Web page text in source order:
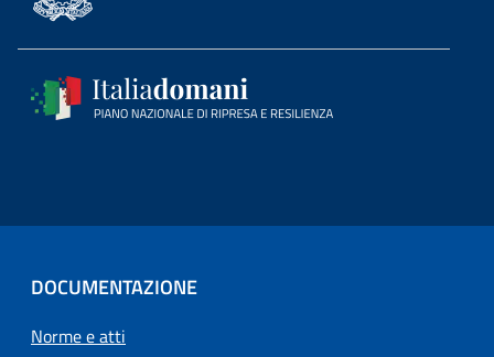
DOCUMENTAZIONE
Norme e atti